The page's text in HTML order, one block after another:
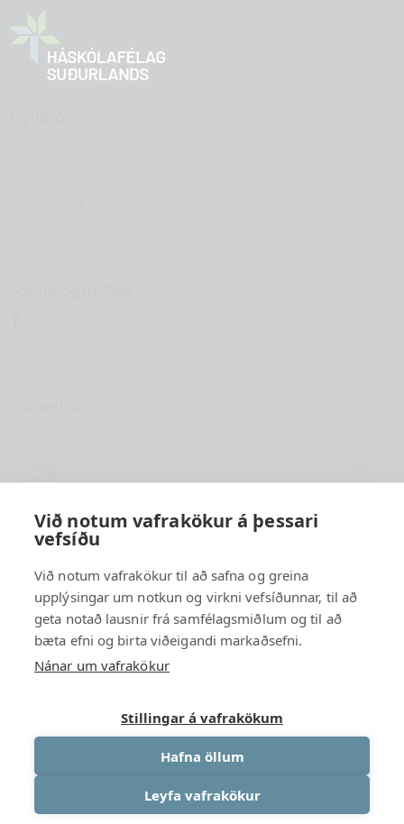
Iceland
hfsu@hfsu.is
+354 560 2040
Við notum vafrakökur á þessari
vefsíðu
Við notum vafrakökur til að safna og greina
upplýsingar um notkun og virkni vefsíðunnar, til að
geta notað lausnir frá samfélagsmiðlum og til að
bæta efni og birta viðeigandi markaðsefni.
Nánar um vafrakökur
Stillingar á vafrakökum
Hafna öllum
Leyfa vafrakökur